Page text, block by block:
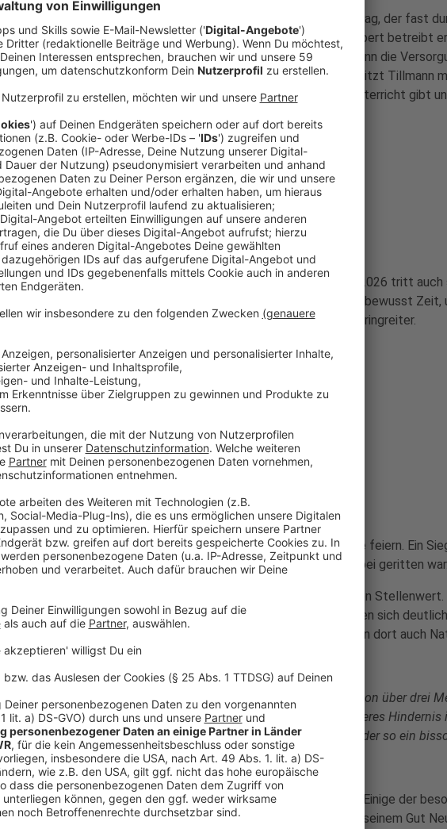
Der Springreiter aus Grevenbroich hat auf
einen Alltag, der fast
Arbeit mit Pferden geprägt ist. Gemeinsam mit seinem Bruder Gilbert betreibt
Gestüt mit rund 120 Pferden. Zehn davon gehören ihm selbst. Wenn die
die Stallarbeit und die organisatorischen Aufgaben erledigt sind, sitzt Tillmann
noch im Sattel. Dazu kommt, dass er mehrmals pro Woche Reitunterricht gibt
Anzeige
Das Reiten liegt in der Familie
Anzeige
Auch für die nächste Generation ist gesorgt. Vom 19. bis 26. Juli 2026 tritt auch
schon bei der Europameisterschaft an. Dafür nimmt sich Frederic bewusst Zeit,
Training zu unterstützen. Auch Frederics Vater und Bruder sind Springreiter.
Anzeige
Anzeige
Sein größter Erfolg
Am 17.05.2026 konnte Frederic den größten Erfolg seiner Karriere feiern. Ein
Hamburger Derby, bei dem er schon mehrfach knapp am Sieg vorbei geritten war.
einen besonderen
schwerste Springreiten der Welt. Die Anforderungen unterscheiden sich
anderen Springprüfungen. Statt nur klassischer Hindernisse warten dort auch
die für Reiter und Pferde besonders anspruchsvoll sind.
„Das bekannteste ist im Grunde der Derby-Wall, wo man dann von über drei
runterreiten muss mit einem darauffolgenden Sprung. Ein weiteres Hindernis
Beispiel der Pulvermanns Grab. Das ist im Grunde ein Sprung, der so ein
Kuhle geht.“ (Frederic Tillmann)
Wer dort erfolgreich sein will, muss sich sehr gezielt vorbereiten. Einige der
Hindernisse des Hamburger Derbys hat sich Frederic deshalb auf seinem Gut